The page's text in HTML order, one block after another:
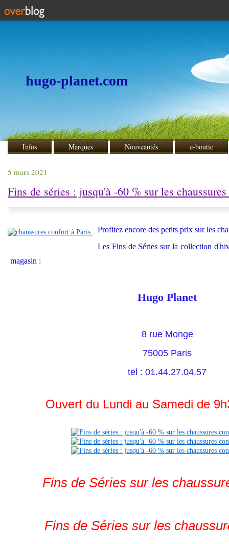
hugo-planet.com
Infos Marques Nouveautés e-boutic
5 mars 2021
Fins de séries : jusqu'à -60 % sur les
Profitez encore des petits prix sur les
Les Fins de Séries sur la collection
magasin :
Hugo Planet
8 rue Monge
75005 Paris
tel : 01.44.27.04.57
Ouvert du Lundi au Samedi de
Fins de Séries sur les
Fins de Séries sur les